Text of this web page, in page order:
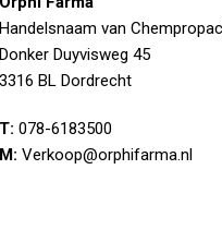
Handelsnaam van
Donker Duyvisweg 45
3316 BL Dordrecht
T: 078-6183500
M: Verkoop@orphifarma.nl